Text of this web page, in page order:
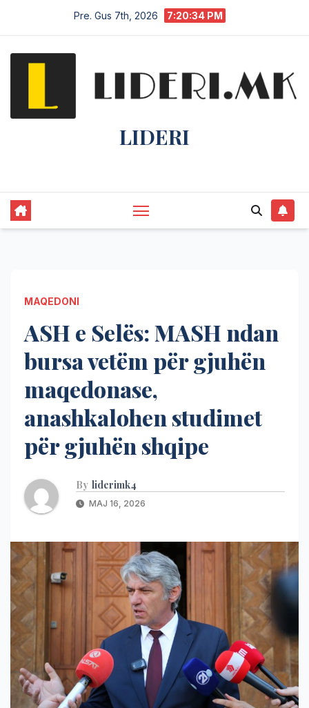
Pre. Gus 7th, 2026 7:20:35 PM
LIDERI
MAQEDONI
ASH e Selës: MASH ndan
bursa vetëm për gjuhën
maqedonase,
anashkalohen studimet
për gjuhën shqipe
By liderimk4
MAJ 16, 2026